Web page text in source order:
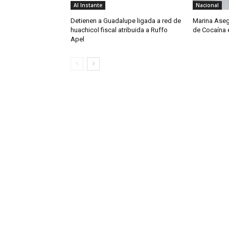
Al Instante
Detienen a Guadalupe ligada a red de
huachicol fiscal atribuida a Ruffo
Apel
Nacional
Marina
de Cocaína